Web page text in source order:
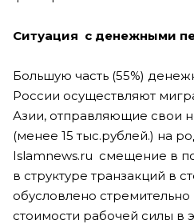
Ситуация с денежными
Большую часть (55%)
России осуществляют
Азии, отправляющие свои
(менее 15 тыс.рублей.) на
Islamnews.ru смещение в
в структуре транзакций в
обусловлено
стоимости рабочей силы в